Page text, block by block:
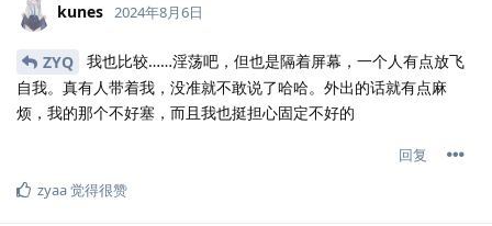
kunes 2024年8月6日
ZYQ
我也比较……淫荡吧，但也是隔着屏幕，一个人有点放飞
自我。真有人带着我，没准就不敢说了哈哈。外出的话就有点麻
烦，我的那个不好塞，而且我也挺担心固定不好的
回复
zyaa觉得很赞